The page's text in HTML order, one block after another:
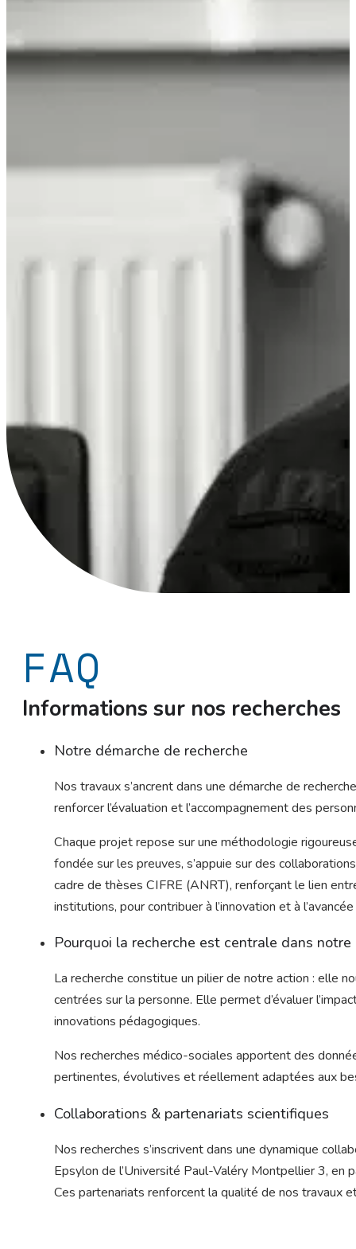
FAQ
Informations sur nos recherches
Notre démarche de recherche
Nos travaux s’ancrent dans une démarche de
renforcer l’évaluation et l’accompagnement des
Chaque projet repose sur une méthodologie
fondée sur les preuves, s’appuie sur des
cadre de thèses CIFRE (ANRT), renforçant le lien
institutions, pour contribuer à l’innovation et à
Pourquoi la recherche est centrale dans notre
La recherche constitue un pilier de notre action : elle
centrées sur la personne. Elle permet d’évaluer
innovations pédagogiques.
Nos recherches médico-sociales apportent des
pertinentes, évolutives et réellement adaptées aux
Collaborations & partenariats scientifiques
Nos recherches s’inscrivent dans une dynamique
Epsylon de l’Université Paul-Valéry Montpellier 3, en
Ces partenariats renforcent la qualité de nos travaux